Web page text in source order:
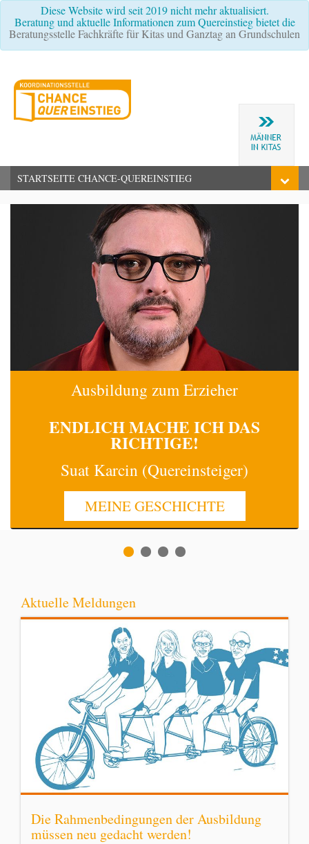
Diese Website wird seit 2019 nicht mehr aktualisiert.
Beratung und aktuelle Informationen zum Quereinstieg bietet die
Beratungsstelle Fachkräfte für Kitas und Ganztag an Grundschulen
STARTSEITE CHANCE-QUEREINSTIEG
Ausbildung zum Erzieher
ENDLICH MACHE ICHDAS
RICHTIGE!
Suat Karcin (Quereinsteiger)
MEINE GESCHICHTE
Aktuelle Meldungen
Die Rahmenbedingungen der Ausbildung
müssen neu gedacht werden!